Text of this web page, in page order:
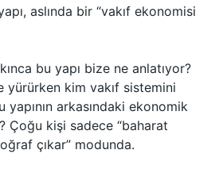
aslında bir “vakıf ekonomisi
bu yapı bize ne anlatıyor?
yürürken kim vakıf sistemini
yapının arkasındaki ekonomik
Çoğu kişi sadece “baharat
çıkar” modunda.